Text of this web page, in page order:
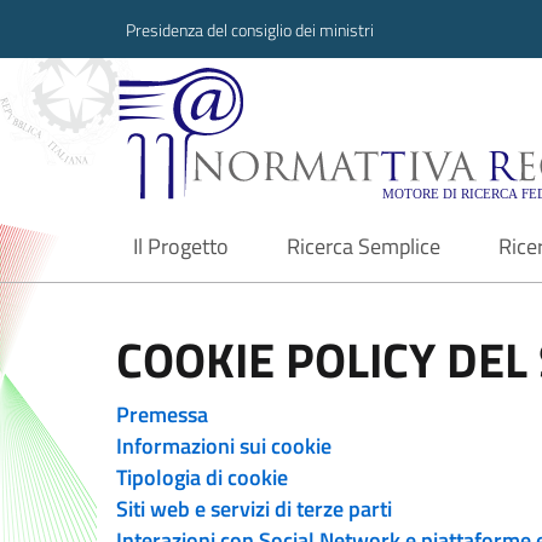
Presidenza del consiglio dei ministri
Normattiva
Il Progetto
current Ricerca Semplice
COOKIE POLICY
Premessa
Informazioni sui cookie
Tipologia di cookie
Siti web e servizi di terze parti